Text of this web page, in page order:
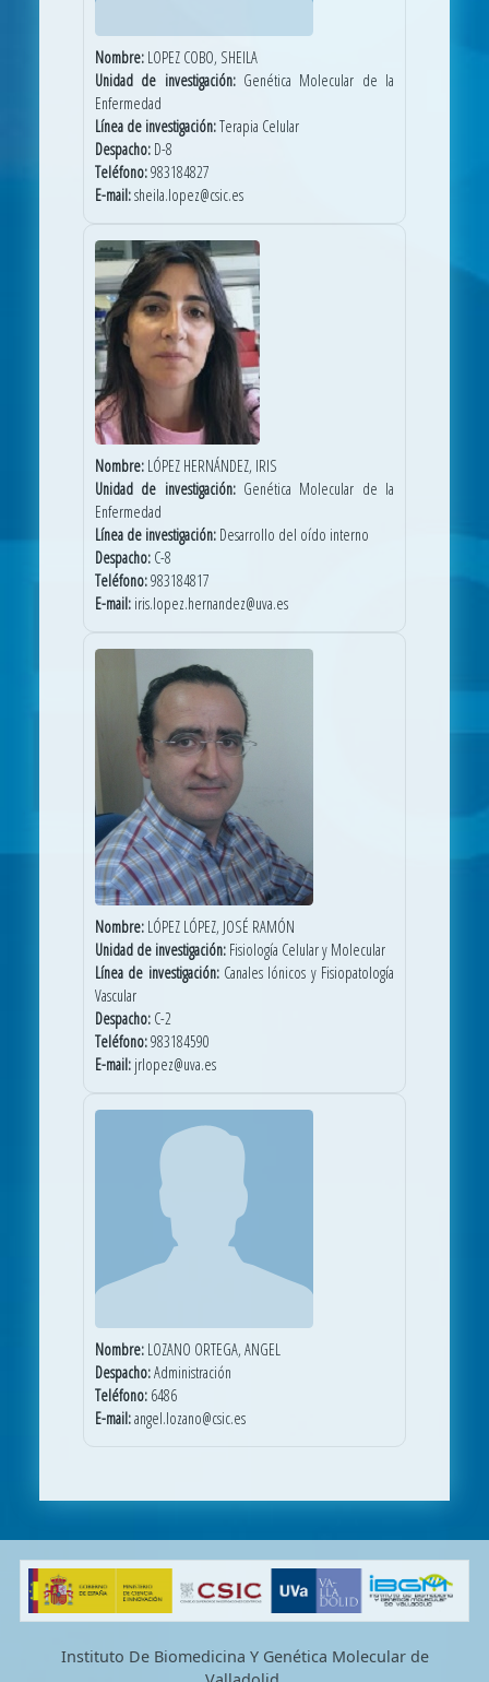
Nombre: LOPEZ COBO, SHEILA
Unidad de investigación:Genética Molecular de la
Enfermedad
Línea de investigación:Terapia Celular
Despacho: D-8
Teléfono:983184827
E-mail:sheila.lopez@csic.es
Nombre: LÓPEZ HERNÁNDEZ, IRIS
Unidad de investigación:Genética Molecular de la
Enfermedad
Línea de investigación: Desarrollo del oído interno
Despacho: C-8
Teléfono:983184817
E-mail: iris.lopez.hernandez@uva.es
Nombre: LÓPEZ LÓPEZ, JOSÉ RAMÓN
Unidad de investigación: Fisiología Celular y Molecular
Línea de investigación:Canales Iónicos y Fisiopatología
Vascular
Despacho: C-2
Teléfono:983184590
E-mail: jrlopez@uva.es
Nombre: LOZANO ORTEGA, ANGEL
Despacho:Administración
Teléfono: 6486
E-mail:angel.lozano@csic.es
Instituto De Biomedicina Y Genética Molecular de